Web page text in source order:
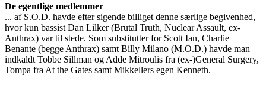
De egentlige medlemmer
... af S.O.D. havde efter sigende billiget denne særlige begivenhed,
hvor kun bassist Dan Lilker (Brutal Truth, Nuclear Assault, ex-
Anthrax) var til stede. Som substitutter for Scott Ian, Charlie
Benante (begge Anthrax) samt Billy Milano (M.O.D.) havde man
indkaldt Tobbe Sillman og Adde Mitroulis fra (ex-)General Surgery,
Tompa fra At the Gates samt Mikkellers egen Kenneth.